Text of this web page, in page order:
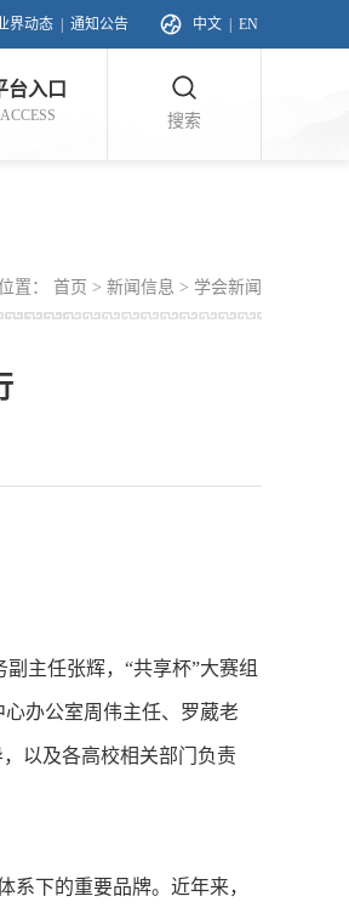
界动态 通知公告 中文 EN
台入口
ACCESS 搜索
置： 首页 > 新闻信息 > 学会新闻
主任张辉，“共享杯”大赛组
办公室周伟主任、罗葳老
以及各高校相关部门负责
下的重要品牌。近年来，